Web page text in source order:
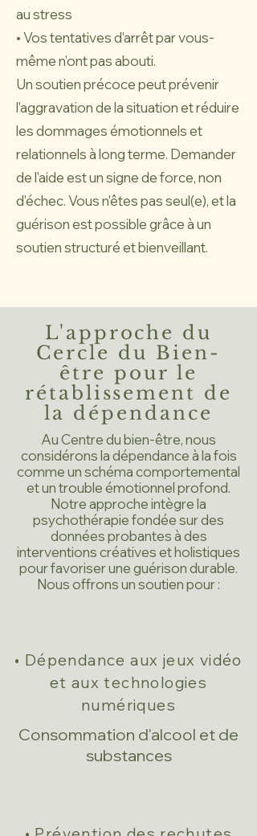
au stress
• Vos tentatives d'arrêt par vous-
même n'ont pas abouti.
Un soutien précoce peut prévenir
l'aggravation de la situation et réduire
les dommages émotionnels et
relationnels à long terme. Demander
de l'aide est un signe de force, non
d'échec. Vous n'êtes pas seul(e), et la
guérison est possible grâce à un
soutien structuré et bienveillant.
L'approche du
Cercle du Bien-
être pour le
rétablissement de
la dépendance
Au Centre du bien-être, nous
considérons la dépendance à la fois
comme un schéma comportemental
et un trouble émotionnel profond.
Notre approche intègre la
psychothérapie fondée sur des
données probantes à des
interventions créatives et holistiques
pour favoriser une guérison durable.
Nous offrons un soutien pour :
• Dépendance aux jeux vidéo
et aux technologies
numériques
Consommation d'alcool et de
substances